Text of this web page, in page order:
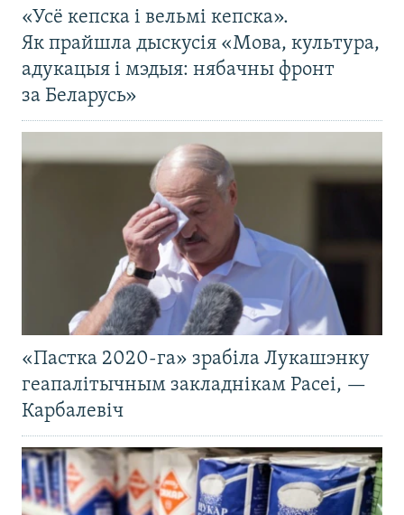
«Усё кепска і вельмі кепска».
Як прайшла дыскусія «Мова, культура,
адукацыя і мэдыя: нябачны фронт
за Беларусь»
«Пастка 2020-га» зрабіла Лукашэнку
геапалітычным закладнікам Расеі, —
Карбалевіч